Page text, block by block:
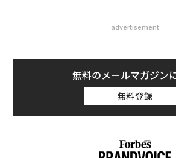
advertisement
無料のメールマガジン
無料登録